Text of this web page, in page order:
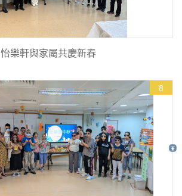
怡樂軒與家屬共慶新春
8